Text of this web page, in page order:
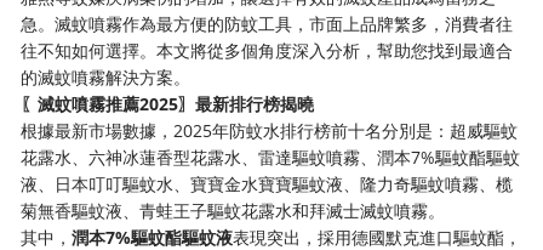
急。滅蚊噴霧作為最方便的防蚊工具，市面上品牌繁多，消費者往
往不知如何選擇。本文將從多個角度深入分析，幫助您找到最適合
的滅蚊噴霧解決方案。
〖滅蚊噴霧推薦2025〗最新排行榜揭曉
根據最新市場數據，2025年防蚊水排行榜前十名分別是：超威驅蚊
花露水、六神冰蓮香型花露水、雷達驅蚊噴霧、潤本7%驅蚊酯驅蚊
液、日本叮叮驅蚊水、寶寶金水寶寶驅蚊液、隆力奇驅蚊噴霧、榄
菊無香驅蚊液、青蛙王子驅蚊花露水和拜滅士滅蚊噴霧。
其中，潤本7%驅蚊酯驅蚊液表現突出，採用德國默克進口驅蚊酯，